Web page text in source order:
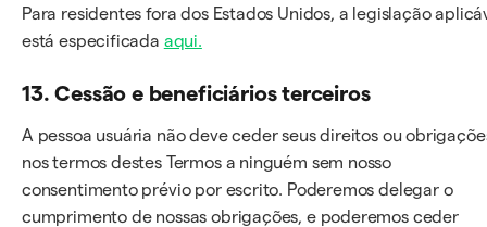
Para residentes fora dos Estados Unidos, a legislação
está especificada aqui.
13. Cessão e beneficiários terceiros
A pessoa usuária não deve ceder seus direitos ou
nos termos destes Termos a ninguém sem nosso
consentimento prévio por escrito. Poderemos delegar o
cumprimento de nossas obrigações, e poderemos ceder